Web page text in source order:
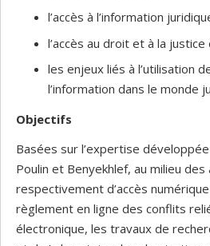
l’accès à l’information
l’accès au droit et à la justice
les enjeux liés à l’utilisation
l’information dans le monde
Objectifs
Basées sur l’expertise
Poulin et Benyekhlef, au milieu
respectivement d’accès
règlement en ligne des conflits
électronique, les travaux de